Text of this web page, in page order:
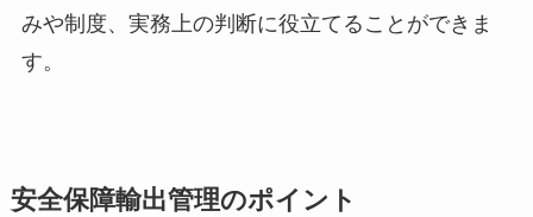
みや制度、実務上の判断に役立てることができま
す。
安全保障輸出管理のポイント